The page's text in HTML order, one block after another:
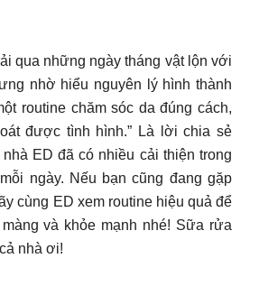
qua những ngày tháng vật lộn với
nhờ hiểu nguyên lý hình thành
routine chăm sóc da đúng cách,
được tình hình.” Là lời chia sẻ
ED đã có nhiều cải thiện trong
ngày. Nếu bạn cũng đang gặp
cùng ED xem routine hiệu quả để
và khỏe mạnh nhé! Sữa rửa
nhà ơi!